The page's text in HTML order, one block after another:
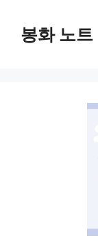
봉화 노트